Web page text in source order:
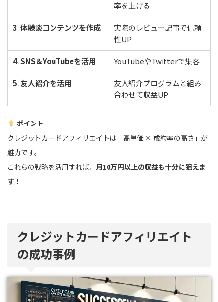
率を上げる
3. 体験談コンテンツを作成
実際のレビュー記事で信頼
性UP
4. SNS＆YouTubeを活用 YouTubeやTwitterで集客
5. 友人紹介を活用
友人紹介プログラムと組み
合わせて収益UP
ポイント
クレジットカードアフィリエイトは「高単価 × 成約率の高さ」が
魅力です。
これらの戦略を活用すれば、 月10万円以上の収益も十分に狙えま
す！
クレジットカードアフィリエイト
の成功事例